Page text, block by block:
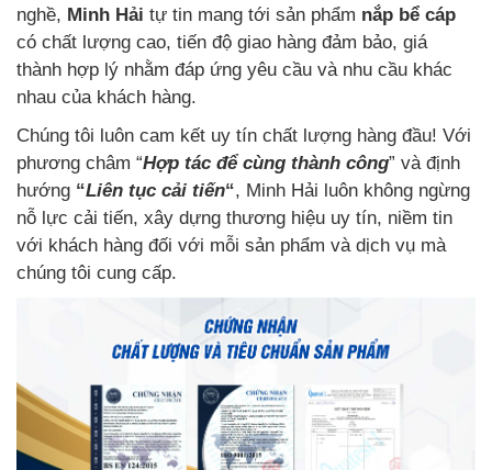
nghề, Minh Hải tự tin mang tới sản phẩm nắp bể cáp
có chất lượng cao, tiến độ giao hàng đảm bảo, giá
thành hợp lý nhằm đáp ứng yêu cầu và nhu cầu khác
nhau của khách hàng.
Chúng tôi luôn cam kết uy tín chất lượng hàng đầu! Với
phương châm “Hợp tác để cùng thành công” và định
hướng “Liên tục cải tiến“, Minh Hải luôn không ngừng
nỗ lực cải tiến, xây dựng thương hiệu uy tín, niềm tin
với khách hàng đối với mỗi sản phẩm và dịch vụ mà
chúng tôi cung cấp.